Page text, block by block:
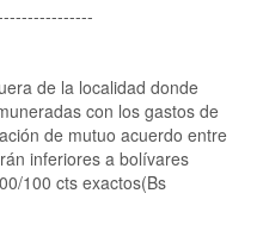
de la localidad donde
con los gastos de
de mutuo acuerdo entre
inferiores a bolívares
100 cts exactos(Bs